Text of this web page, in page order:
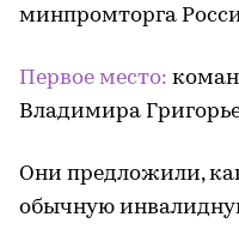
минпромторга
Первое место:
Владимира
Они предложили,
обычную